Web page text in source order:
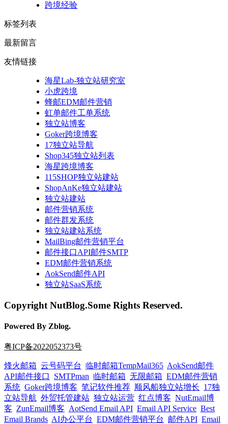
跨境经验
标签列表
最新留言
友情链接
海星Lab-独立站研究室
小虎跨境
蜂邮EDM邮件营销
虹单邮件工单系统
独立站博客
Goker跨境博客
17独立站导航
Shop345独立站列表
海星跨境博客
115SHOP独立站建站
ShopAnKe独立站建站
独立站建站
邮件营销系统
邮件群发系统
独立站建站系统
MailBing邮件营销平台
邮件接口API邮件SMTP
EDM邮件营销系统
AokSend邮件API
独立站SaaS系统
Copyright NutBlog.Some Rights Reserved.
Powered By Zblog.
粤ICP备2022052373号
烽火邮箱 云号码平台 临时邮箱TempMail365 AokSend邮件
API邮件接口
SMTPman 临时邮箱 无限邮箱 EDM邮件营销
系统 Goker跨境博客 笔记软件推荐 顺风船独立站增长 17独
立站导航 外贸托管建站 独立站运营 红点博客 NutEmail博
客 ZunEmail博客 AotSend Email API Email API Service Best
Email Brands AI办公平台 EDM邮件营销平台 邮件API Email